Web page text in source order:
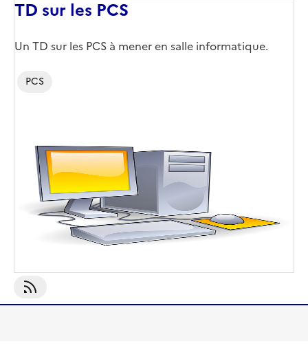
TD sur les PCS
Un TD sur les PCS à mener en salle informatique.
PCS
S'abonner À PCS